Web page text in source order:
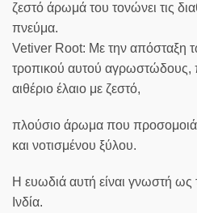
ζεστό άρωμά του τονώνει τις
πνεύμα.
Vetiver Root: Με την απόσταξη
τροπικού αυτού αγρωστώδους,
αιθέριο έλαιο με ζεστό,
πλούσιο άρωμα που
και νοτισμένου ξύλου.
Η ευωδιά αυτή είναι γνωστή ως
Ινδία.